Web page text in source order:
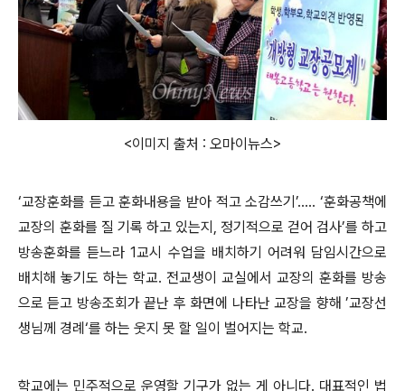
<이미지 출처 : 오마이뉴스>
‘교장훈화를 듣고 훈화내용을 받아 적고 소감쓰기’..... ‘훈화공책에
교장의 훈화를 질 기록 하고 있는지, 정기적으로 걷어 검사’를 하고
방송훈화를 듣느라 1교시 수업을 배치하기 어려워 담임시간으로
배치해 놓기도 하는 학교. 전교생이 교실에서 교장의 훈화를 방송
으로 듣고 방송조회가 끝난 후 화면에 나타난 교장을 향해 ’교장선
생님께 경례‘를 하는 웃지 못 할 일이 벌어지는 학교.
학교에는 민주적으로 운영할 기구가 없는 게 아니다. 대표적인 법